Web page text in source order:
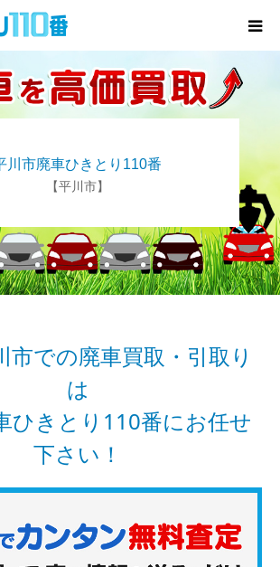
川市廃車ひきとり110番
【平川市】
市での廃車買取・引取り
は
ひきとり110番にお任せ
下さい！
買取